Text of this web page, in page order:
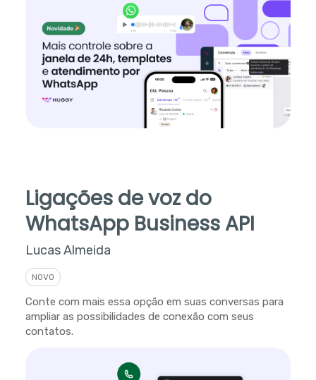
Ligações de voz do
WhatsApp Business API
Lucas Almeida
NOVO
Conte com mais essa opção em suas conversas para
ampliar as possibilidades de conexão com seus
contatos.